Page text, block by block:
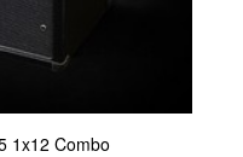
1x12 Combo